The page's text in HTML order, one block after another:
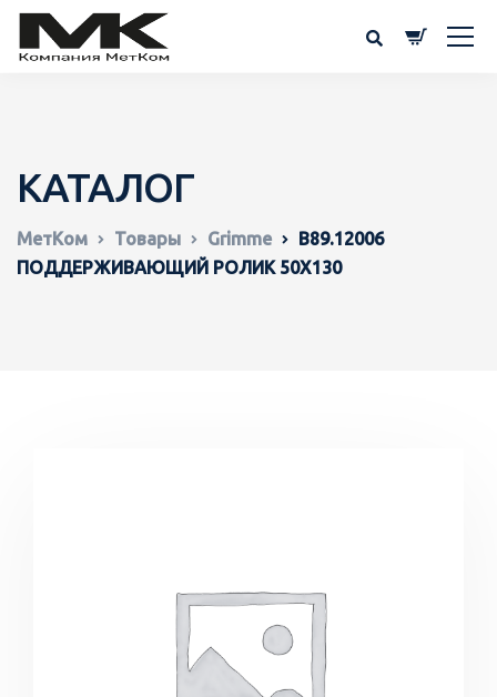
КАТАЛОГ
МетКом Товары Grimme
B89.12006
ПОДДЕРЖИВАЮЩИЙ РОЛИК 50X130